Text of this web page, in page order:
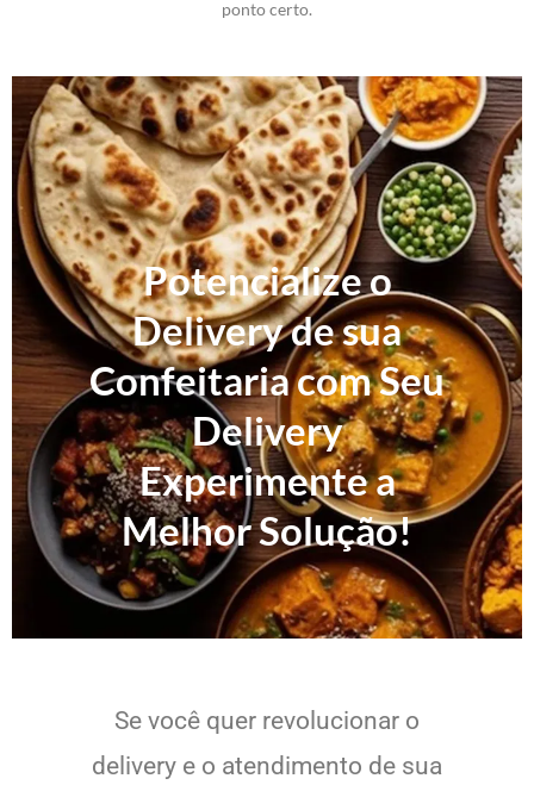
ponto certo.
Potencialize o
Delivery de sua
Confeitaria com Seu
Delivery
Experimente a
Melhor Solução!
Se você quer revolucionar o
delivery e o atendimento de sua